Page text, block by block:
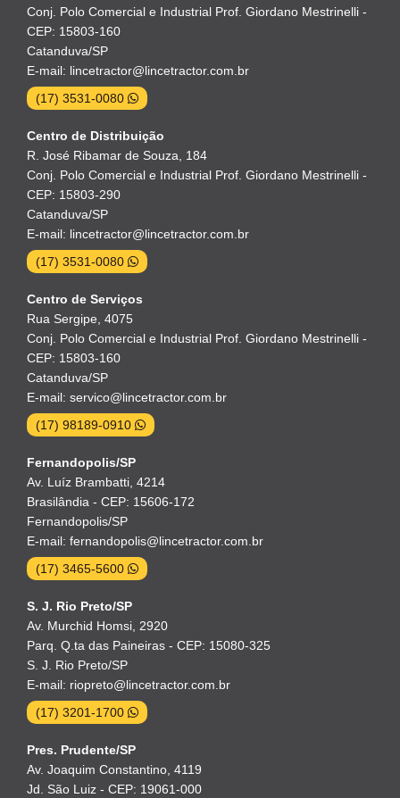
Conj. Polo Comercial e Industrial Prof. Giordano Mestrinelli -
CEP: 15803-160
Catanduva/SP
E-mail: lincetractor@lincetractor.com.br
(17) 3531-0080
Centro de Distribuição
R. José Ribamar de Souza, 184
Conj. Polo Comercial e Industrial Prof. Giordano Mestrinelli -
CEP: 15803-290
Catanduva/SP
E-mail: lincetractor@lincetractor.com.br
(17) 3531-0080
Centro de Serviços
Rua Sergipe, 4075
Conj. Polo Comercial e Industrial Prof. Giordano Mestrinelli -
CEP: 15803-160
Catanduva/SP
E-mail: servico@lincetractor.com.br
(17) 98189-0910
Fernandopolis/SP
Av. Luíz Brambatti, 4214
Brasilândia - CEP: 15606-172
Fernandopolis/SP
E-mail: fernandopolis@lincetractor.com.br
(17) 3465-5600
S. J. Rio Preto/SP
Av. Murchid Homsi, 2920
Parq. Q.ta das Paineiras - CEP: 15080-325
S. J. Rio Preto/SP
E-mail: riopreto@lincetractor.com.br
(17) 3201-1700
Pres. Prudente/SP
Av. Joaquim Constantino, 4119
Jd. São Luiz - CEP: 19061-000